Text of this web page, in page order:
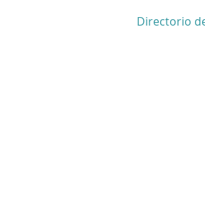
Directorio